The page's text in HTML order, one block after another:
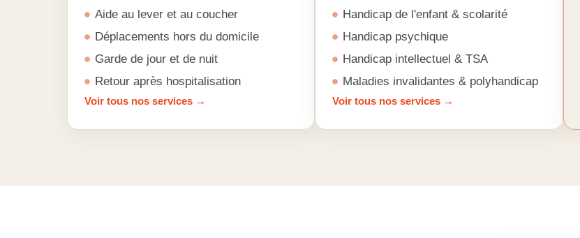
Aide au lever et au coucher
Déplacements hors du domicile
Garde de jour et de nuit
Retour après hospitalisation
Voir tous nos services →
Handicap de l'enfant & scolarité
Handicap psychique
Handicap intellectuel & TSA
Maladies invalidantes & polyhandicap
Voir tous nos services →